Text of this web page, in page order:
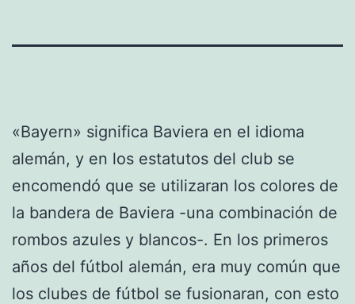
«Bayern» significa Baviera en el idioma
alemán, y en los estatutos del club se
encomendó que se utilizaran los colores de
la bandera de Baviera -una combinación de
rombos azules y blancos-. En los primeros
años del fútbol alemán, era muy común que
los clubes de fútbol se fusionaran, con esto